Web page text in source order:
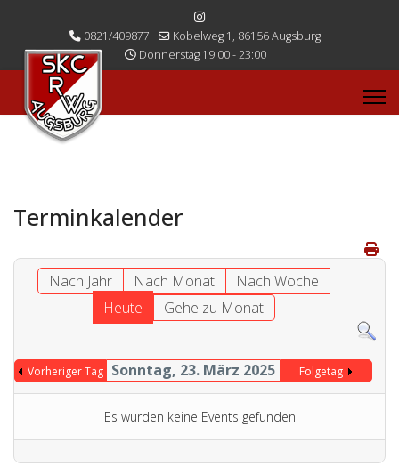
0821/409877
Kobelweg 1, 86156 Augsburg
Donnerstag 19:00 - 23:00
Terminkalender
Nach Jahr Nach Monat
Nach Woche
Heute
Gehe zu Monat
Vorheriger Tag Sonntag, 23. März 2025 Folgetag
Es wurden keine Events gefunden